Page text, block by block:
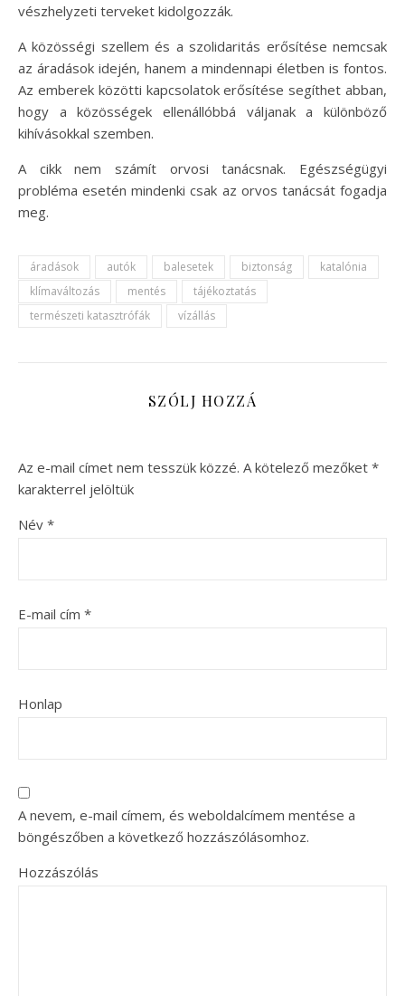
vészhelyzeti terveket kidolgozzák.
A közösségi szellem és a szolidaritás erősítése nemcsak
az áradások idején, hanem a mindennapi életben is fontos.
Az emberek közötti kapcsolatok erősítése segíthet abban,
hogy a közösségek ellenállóbbá váljanak a különböző
kihívásokkal szemben.
A cikk nem számít orvosi tanácsnak. Egészségügyi
probléma esetén mindenki csak az orvos tanácsát fogadja
meg.
áradások autók balesetek biztonság
katalónia
klímaváltozás
mentés
tájékoztatás
természeti katasztrófák
vízállás
SZÓLJ HOZZÁ
Az e-mail címet nem tesszük közzé. A kötelező mezőket *
karakterrel jelöltük
Név *
E-mail cím *
Honlap
A nevem, e-mail címem, és weboldalcímem mentése a
böngészőben a következő hozzászólásomhoz.
Hozzászólás